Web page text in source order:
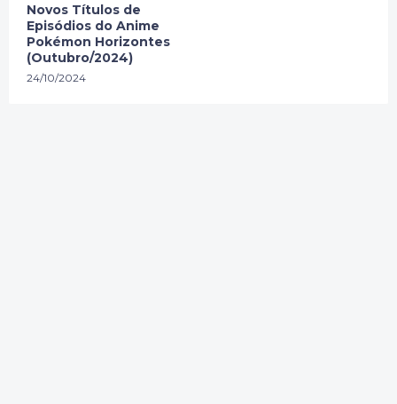
Novos Títulos de
Episódios do Anime
Pokémon Horizontes
(Outubro/2024)
24/10/2024